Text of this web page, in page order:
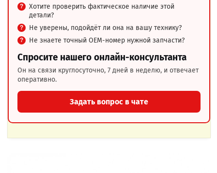
Хотите проверить фактическое наличие этой
детали?
Не уверены, подойдёт ли она на вашу технику?
Не знаете точный OEM-номер нужной запчасти?
Спросите нашего онлайн-консультанта
Он на связи круглосуточно, 7 дней в неделю, и отвечает
оперативно.
Задать вопрос в чате